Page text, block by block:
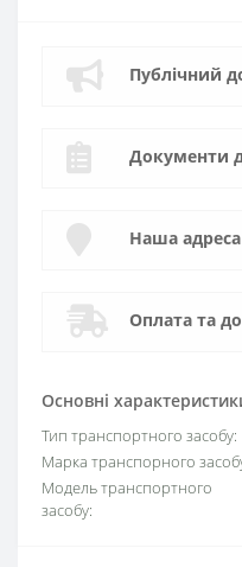
Основні
Тип транспортного засобу:
Марка транспорного
Модель транспортного
засобу:
Публічний
Документи
Наша
Оплата та